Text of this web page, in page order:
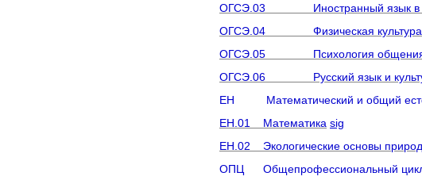
ОГСЭ.03 Иностранный язык в
ОГСЭ.04 Физическая культура
ОГСЭ.05 Психология
ОГСЭ.06 Русский язык и
ЕН Математический и общий
ЕН.01 Математика sig
ЕН.02 Экологические основы
ОПЦ Общепрофессиональный